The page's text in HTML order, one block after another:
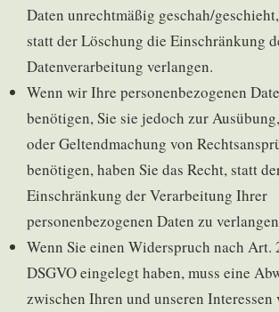
Daten unrechtmäßig geschah/
statt der Löschung die Einschränkung
Datenverarbeitung verlangen.
Wenn wir Ihre personenbezogenen
benötigen, Sie sie jedoch zur
oder Geltendmachung von
benötigen, haben Sie das Recht, statt
Einschränkung der Verarbeitung Ihrer
personenbezogenen Daten zu
Wenn Sie einen Widerspruch nach Art.
DSGVO eingelegt haben, muss eine
zwischen Ihren und unseren Interessen